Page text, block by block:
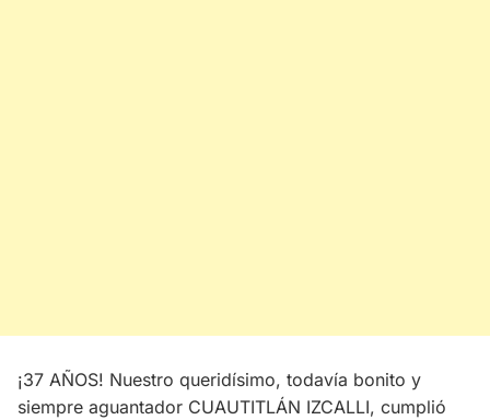
¡37 AÑOS! Nuestro queridísimo, todavía bonito y
siempre aguantador CUAUTITLÁN IZCALLI, cumplió